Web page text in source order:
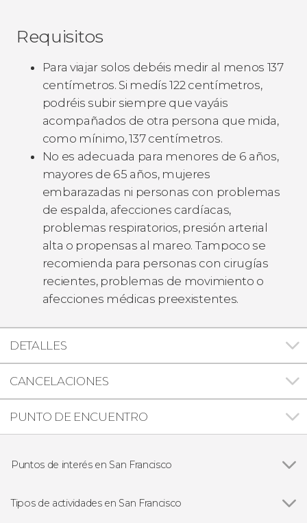
Requisitos
Para viajar solos debéis medir al menos 137
centímetros. Si medís 122 centímetros,
podréis subir siempre que vayáis
acompañados de otra persona que mida,
como mínimo, 137 centímetros.
No es adecuada para menores de 6 años,
mayores de 65 años, mujeres
embarazadas ni personas con problemas
de espalda, afecciones cardíacas,
problemas respiratorios, presión arterial
alta o propensas al mareo. Tampoco se
recomienda para personas con cirugías
recientes, problemas de movimiento o
afecciones médicas preexistentes.
DETALLES
CANCELACIONES
PUNTO DE ENCUENTRO
Puntos de interés en San Francisco
Isla de Alcatraz
Tipos de actividades en San Francisco